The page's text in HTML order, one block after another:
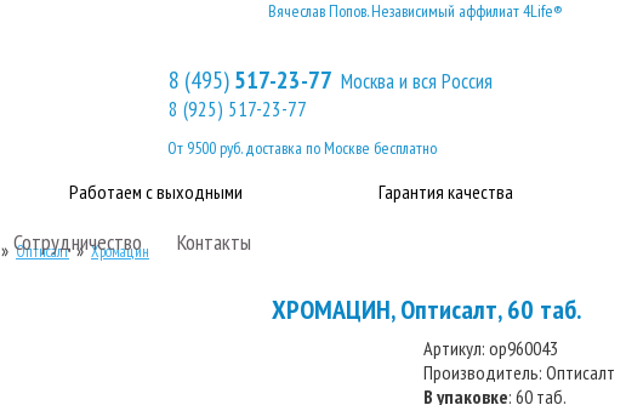
Сотрудничество Контакты
Работаем с выходными Гарантия качества
8 (495)517-23-77 Москва и вся Россия
8 (925) 517-23-77
От 9500 руб. доставка по Москве бесплатно
Вячеслав Попов. Независимый аффилиат 4Life®
»Оптисалт»Хромацин
ХРОМАЦИН, Оптисалт, 60 таб.
Артикул: op960043
Производитель: Оптисалт
В упаковке: 60 таб.